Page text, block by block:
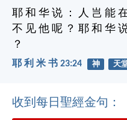
耶 和 华 说 ： 人 岂 能
不 见 他 呢 ？ 耶 和 华
？
耶 利 米 书 23:24 神 天
收到每日聖經金句：